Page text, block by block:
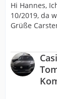
Hi Hannes,
10/2019, da
Grüße